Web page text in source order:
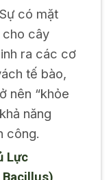
có mặt
cho cây
ra các cơ
tế bào,
nên “khỏe
năng
công.
Lực
Bacillus)